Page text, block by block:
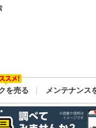
を売る メンテナンス